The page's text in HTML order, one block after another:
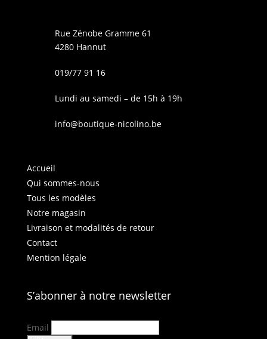
Rue Zénobe Gramme 61
4280 Hannut
019/77 91 16
Lundi au samedi – de 15h à 19h
info@boutique-nicolino.be
Accueil
Qui sommes-nous
Tous les modèles
Notre magasin
Livraison et modalités de retour
Contact
Mention légale
S’abonner à notre newsletter
Email